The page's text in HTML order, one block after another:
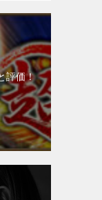
評価！